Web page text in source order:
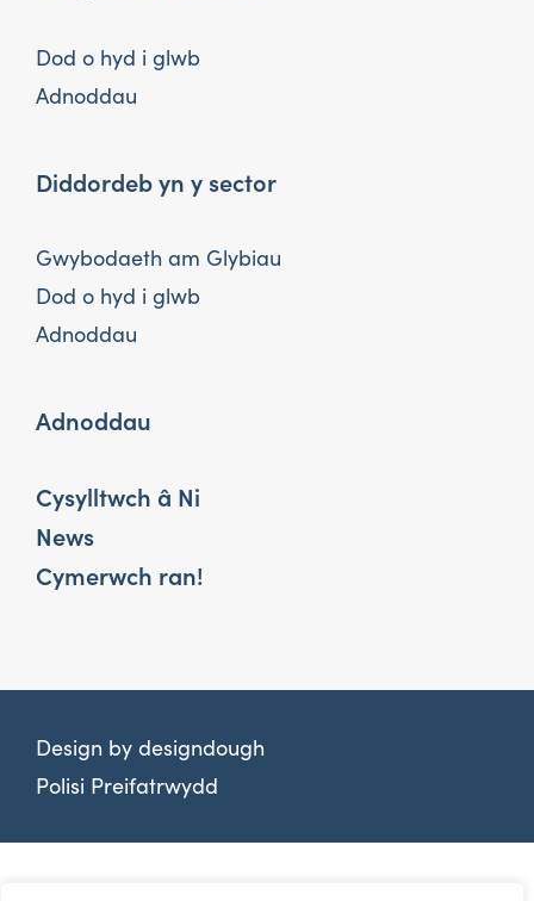
Dod o hyd i glwb
Adnoddau
Diddordeb yn y sector
Gwybodaeth am Glybiau
Dod o hyd i glwb
Adnoddau
Adnoddau
Cysylltwch â Ni
News
Cymerwch ran!
Design by designdough
Polisi Preifatrwydd